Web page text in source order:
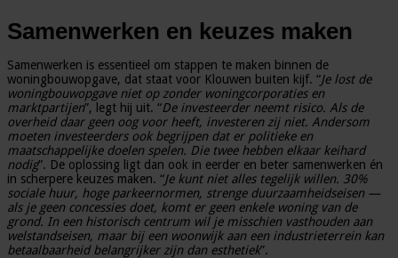
Samenwerken en keuzes maken
Samenwerken is essentieel om stappen te maken binnen de
woningbouwopgave, dat staat voor Klouwen buiten kijf. “Je lost de
woningbouwopgave niet op zonder woningcorporaties en
marktpartijen”, legt hij uit. “De investeerder neemt risico. Als de
overheid daar geen oog voor heeft, investeren zij niet. Andersom
moeten investeerders ook begrijpen dat er politieke en
maatschappelijke doelen spelen. Die twee hebben elkaar keihard
nodig”. De oplossing ligt dan ook in eerder en beter samenwerken én
in scherpere keuzes maken. “Je kunt niet alles tegelijk willen. 30%
sociale huur, hoge parkeernormen, strenge duurzaamheidseisen —
als je geen concessies doet, komt er geen enkele woning van de
grond. In een historisch centrum wil je misschien vasthouden aan
welstandseisen, maar bij een woonwijk aan een industrieterrein kan
betaalbaarheid belangrijker zijn dan esthetiek”.